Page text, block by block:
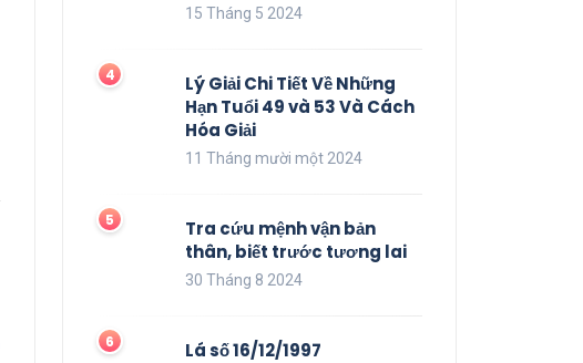
15 Tháng 5 2024
Lý Giải Chi Tiết Về Những
Hạn Tuổi 49 và 53 Và Cách
Hóa Giải
11 Tháng mười một 2024
Tra cứu mệnh vận bản
thân, biết trước tương lai
30 Tháng 8 2024
Lá số 16/12/1997